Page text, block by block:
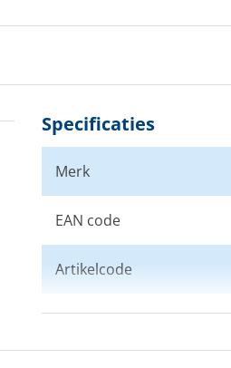
Specificaties
Merk
EAN code
Artikelcode
Maat